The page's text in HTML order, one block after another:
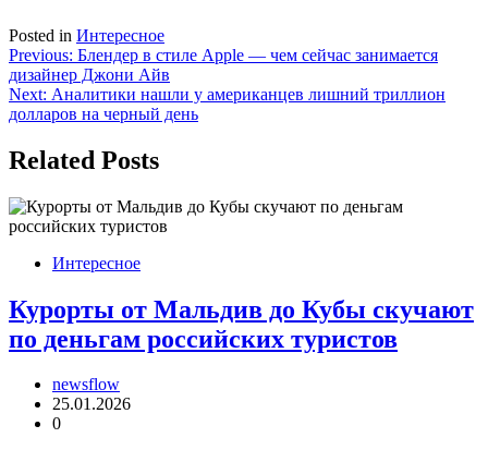
Posted in Интересное
Навигация
по
записям
Previous: Блендер в стиле Apple — чем сейчас занимается
дизайнер Джони Айв
Next: Аналитики нашли у американцев лишний триллион
долларов на черный день
Related Posts
Интересное
Курорты от Мальдив до Кубы скучают
по деньгам российских туристов
newsflow
25.01.2026
0